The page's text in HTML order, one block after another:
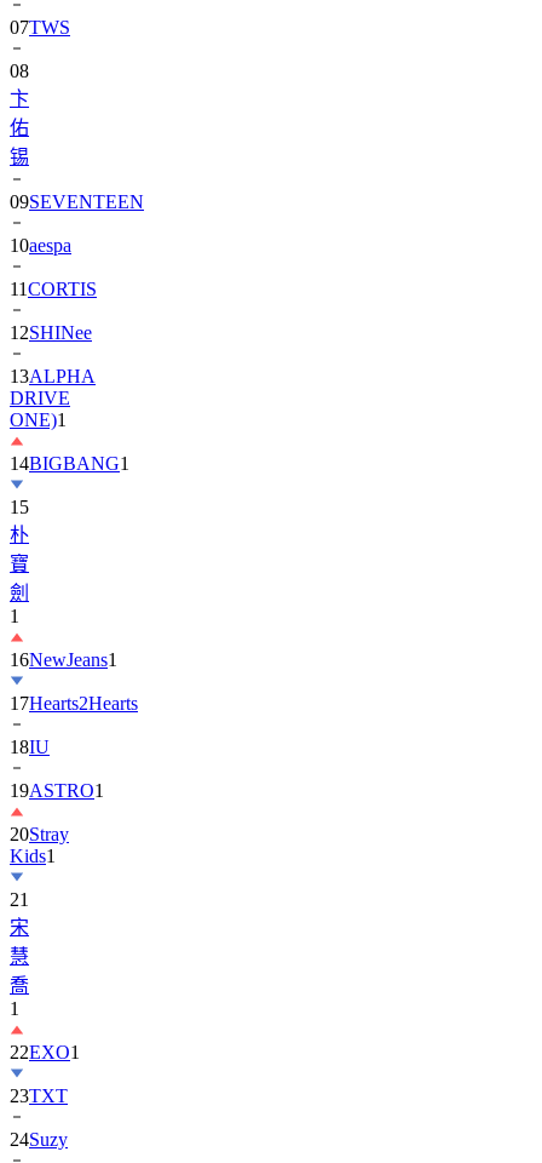
07TWS
08
卞
佑
锡
09SEVENTEEN
10aespa
11CORTIS
12SHINee
13ALPHA
DRIVE
ONE)1
14BIGBANG1
15
朴
寶
劍
1
16NewJeans1
17Hearts2Hearts
18IU
19ASTRO1
20Stray
Kids1
21
宋
慧
喬
1
22EXO1
23TXT
24Suzy